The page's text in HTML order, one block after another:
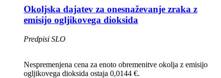
Okoljska dajatev za onesnaževanje zraka z
emisijo ogljikovega dioksida
Predpisi SLO
Nespremenjena cena za enoto obremenitve okolja z emisijo
ogljikovega dioksida ostaja 0,0144 €.